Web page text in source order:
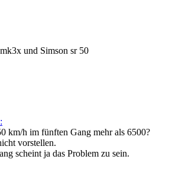
und Simson sr 50
km/h im fünften Gang mehr als 6500?
vorstellen.
scheint ja das Problem zu sein.